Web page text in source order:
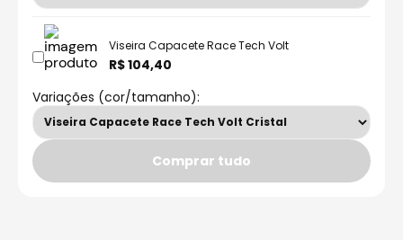
Viseira Capacete Race Tech Volt
R$ 104,40
Variações (cor/tamanho):
Comprar tudo